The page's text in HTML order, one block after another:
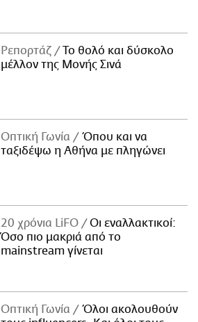
Ρεπορτάζ
Το θολό και δύσκολο
μέλλον της Μονής Σινά
Οπτική Γωνία
Όπου και να
ταξιδέψω η Αθήνα με πληγώνει
20 χρόνια LiFO
Οι εναλλακτικοί:
Όσο πιο μακριά από το
mainstream γίνεται
Οπτική Γωνία
Όλοι ακολουθούν